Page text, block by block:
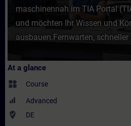
maschinennah im TIA Portal
und möchten Ihr Wissen und
ausbauen.Fernwarten, schneller
At a glance
widgets Course
Advanced
where_to_vote DE